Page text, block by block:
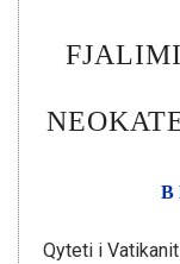
Qyteti i